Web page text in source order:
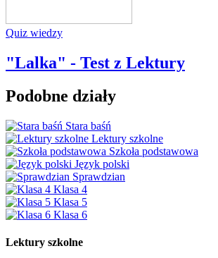
Quiz wiedzy
"Lalka" - Test z Lektury
Podobne działy
Stara baśń
Lektury szkolne
Szkoła podstawowa
Język polski
Sprawdzian
Klasa 4
Klasa 5
Klasa 6
Lektury szkolne